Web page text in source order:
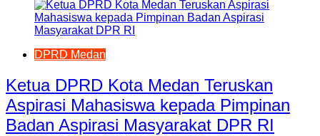
DPRD Medan
Ketua DPRD Kota Medan Teruskan
Aspirasi Mahasiswa kepada Pimpinan
Badan Aspirasi Masyarakat DPR RI